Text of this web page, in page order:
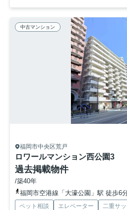
中古マンション
福岡市中央区荒戸
ロワールマンション西公園3
過去掲載物件
/築40年
福岡市空港線「大濠公園」駅 徒歩6
ペット相談 エレベーター 二重サ